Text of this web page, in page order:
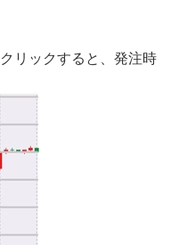
リックすると、発注時